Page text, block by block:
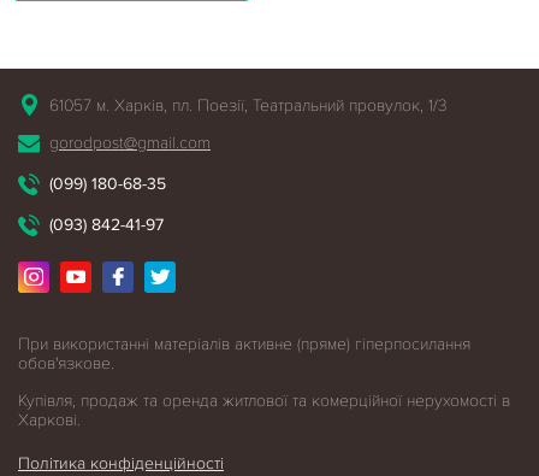
61057 м. Харків, пл. Поезії, Театральний провулок, 1/3
gorodpost@gmail.com
(099) 180-68-35
(093) 842-41-97
При використанні матеріалів активне (пряме) гіперпосилання
обов'язкове.
Купівля, продаж та оренда житлової та комерційної нерухомості в
Харкові.
Політика конфіденційності